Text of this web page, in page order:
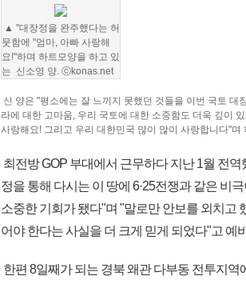
▲ "대장정을 완주했다는 허
뭇함에 "엄마, 아빠 사랑해
요!"하며 하트모양을 하고 있
는 신소영 양. ⓒkonas.net
신 양은 "평소에는 잘 느끼지 못했던 것들을 이번 국토
라에 대한 고마움, 우리 국토에 대한 소중함도 더욱 깊이
사랑해요! 그리고 우리 대한민국 많이 많이 사랑합니다"며
최전방 GOP 부대에서 근무하다 지난 1월 전
정을 통해 다시는 이 땅에 6·25전쟁과 같은 비
소중한 기회가 됐다"며 "말로만 안보를 외치고
어야 한다는 사실을 더 크게 믿게 되었다"고 예
한편 8일째가 되는 경북 왜관 다부동 전투지